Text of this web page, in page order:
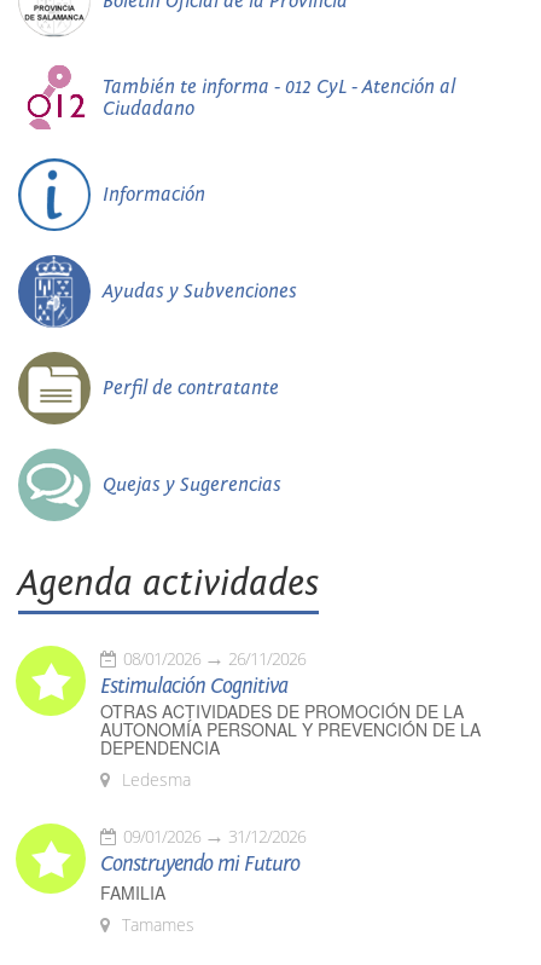
También te informa - 012 CyL - Atención al
Ciudadano
Información
Ayudas y Subvenciones
Perfil de contratante
Quejas y Sugerencias
Agenda actividades
08/01/2026 26/11/2026
Estimulación Cognitiva
OTRAS ACTIVIDADES DE PROMOCIÓN DE LA
AUTONOMÍA PERSONAL Y PREVENCIÓN DE LA
DEPENDENCIA
Ledesma
09/01/2026 31/12/2026
Construyendo mi Futuro
FAMILIA
Tamames